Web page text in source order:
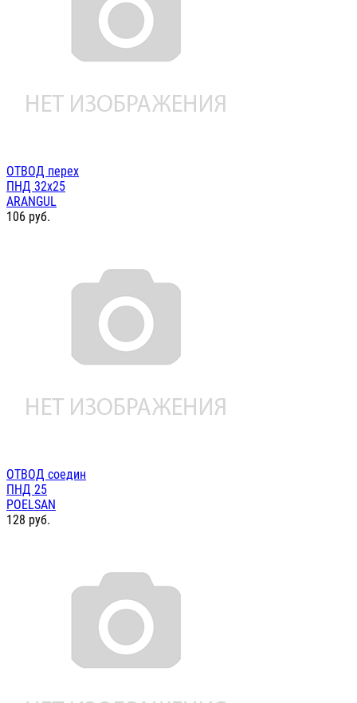
ОТВОД перех
ПНД 32х25
ARANGUL
106 руб.
ОТВОД соедин
ПНД 25
POELSAN
128 руб.